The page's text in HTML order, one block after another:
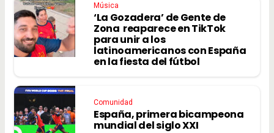
Música
‘La Gozadera’ de Gente de
Zona reaparece en TikTok
para unir a los
latinoamericanos con España
en la fiesta del fútbol
Comunidad
España, primera bicampeona
mundial del siglo XXI